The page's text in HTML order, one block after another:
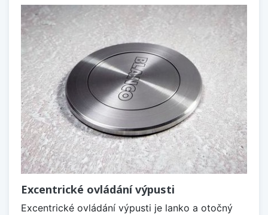
Excentrické ovládání výpusti
Excentrické ovládání výpusti je lanko a otočný